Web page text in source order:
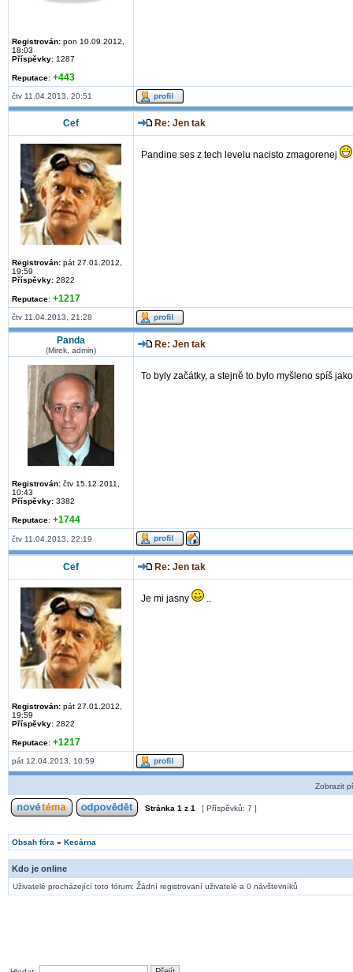
Registrován: pon 10.09.2012,
18:03
Příspěvky: 1287
Reputace: +443
čtv 11.04.2013, 20:51
Cef Re: Jen tak
Registrován: pát 27.01.2012,
19:59
Příspěvky: 2822
Reputace: +1217
Pandine ses z tech levelu nacisto zmagorenej
čtv 11.04.2013, 21:28
Panda
(Mirek, admin)
Re: Jen tak
Registrován: čtv 15.12.2011,
10:43
Příspěvky: 3382
Reputace: +1744
To byly začátky, a stejně to bylo myšleno spíš
čtv 11.04.2013, 22:19
Cef Re: Jen tak
Registrován: pát 27.01.2012,
19:59
Příspěvky: 2822
Reputace: +1217
Je mi jasny ..
pát 12.04.2013, 10:59
Zobrazit
Stránka 1 z 1 [ Příspěvků: 7 ]
Obsah fóra » Kecárna
Kdo je online
Uživatelé procházející toto fórum: Žádní registrovaní uživatelé a 0 návštevníků